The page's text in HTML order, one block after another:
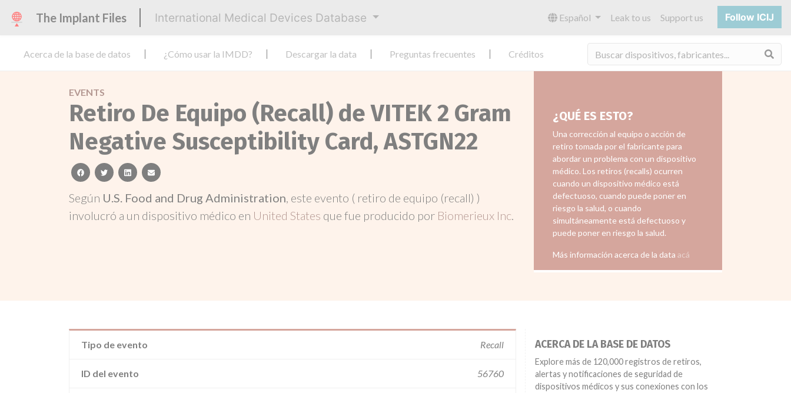
The Implant Files International Medical Devices Database Español Leak to us Support us Follow ICIJ
Acerca de la base de datos ¿Cómo usar la IMDD? Descargar la data Preguntas frecuentes Créditos
EVENTS
Retiro De Equipo (Recall) de VITEK 2 Gram
Negative Susceptibility Card, ASTGN22
facebooktwitterlinkedinemail
Según U.S. Food and Drug Administration, este evento ( retiro de equipo (recall) )
involucró a un dispositivo médico en United States que fue producido por Biomerieux Inc.
¿QUÉ ES ESTO?
Una corrección al equipo o acción de
retiro tomada por el fabricante para
abordar un problema con un dispositivo
médico. Los retiros (recalls) ocurren
cuando un dispositivo médico está
defectuoso, cuando puede poner en
riesgo la salud, o cuando
simultáneamente está defectuoso y
puede poner en riesgo la salud.
Más información acerca de la data acá
Tipo de evento Recall
ID del evento 56760
ACERCA DE LA BASE DE DATOS
Explore más de 120,000 registros de retiros,
alertas y notificaciones de seguridad de
dispositivos médicos y sus conexiones con los